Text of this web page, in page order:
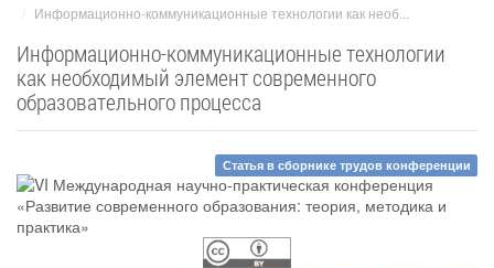
Информационно-коммуникационные технологии как необ...
Информационно-коммуникационные технологии
как необходимый элемент современного
образовательного процесса
Статья в сборнике трудов конференции